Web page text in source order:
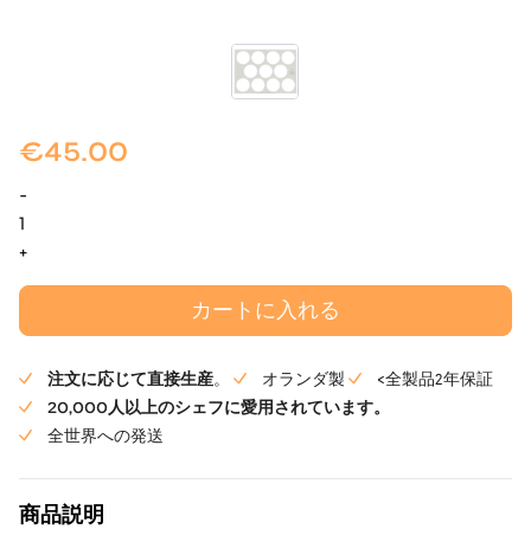
€45.00
-
サ
ー
ス
ン
シ
ル
9cm
+
カートに入れる
注文に応じて直接生産。 オランダ製
<全製品2年保証
20,000人以上のシェフに愛用されています。
全世界への発送
商品説明